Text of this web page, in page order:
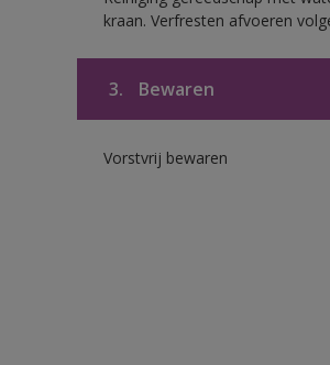
kraan. Verfresten afvoeren
3. Bewaren
Vorstvrij bewaren